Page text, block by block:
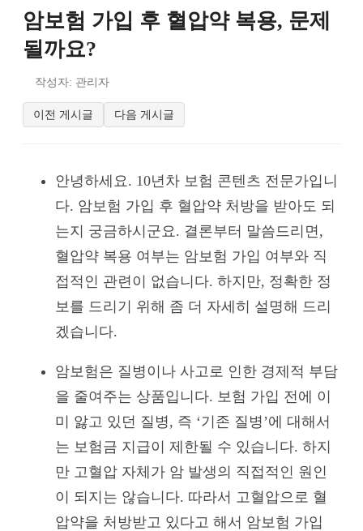
암보험 가입 후 혈압약 복용, 문제
될까요?
작성자: 관리자
이전 게시글 다음 게시글
안녕하세요. 10년차 보험 콘텐츠 전문가입니
다. 암보험 가입 후 혈압약 처방을 받아도 되
는지 궁금하시군요. 결론부터 말씀드리면,
혈압약 복용 여부는 암보험 가입 여부와 직
접적인 관련이 없습니다. 하지만, 정확한 정
보를 드리기 위해 좀 더 자세히 설명해 드리
겠습니다.
암보험은 질병이나 사고로 인한 경제적 부담
을 줄여주는 상품입니다. 보험 가입 전에 이
미 앓고 있던 질병, 즉 ‘기존 질병’에 대해서
는 보험금 지급이 제한될 수 있습니다. 하지
만 고혈압 자체가 암 발생의 직접적인 원인
이 되지는 않습니다. 따라서 고혈압으로 혈
압약을 처방받고 있다고 해서 암보험 가입